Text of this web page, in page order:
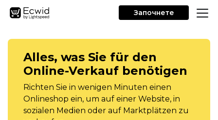
Започнете
Alles, was Sie für den
Online-Verkauf benötigen
Richten Sie in wenigen Minuten einen
Onlineshop ein, um auf einer Website, in
sozialen Medien oder auf Marktplätzen zu